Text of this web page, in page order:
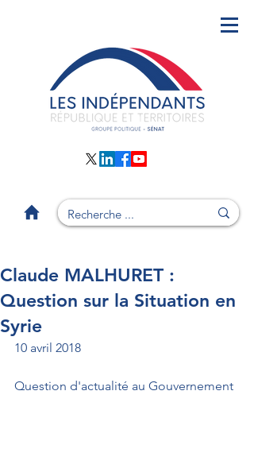
Claude MALHURET :
Question sur la Situation en
Syrie
10 avril 2018
Question d'actualité au Gouvernement